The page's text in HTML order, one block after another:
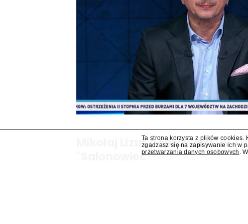
Mikołaj Lizut poprowadzi w
"Salonowiec"
Ta strona korzysta z plików
zgadzasz się na zapisywanie ich w
przetwarzania danych osobowych .